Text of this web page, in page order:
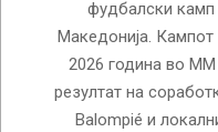
фудбалски камп
Македонија.
2026 година во
резултат на
Balompié и